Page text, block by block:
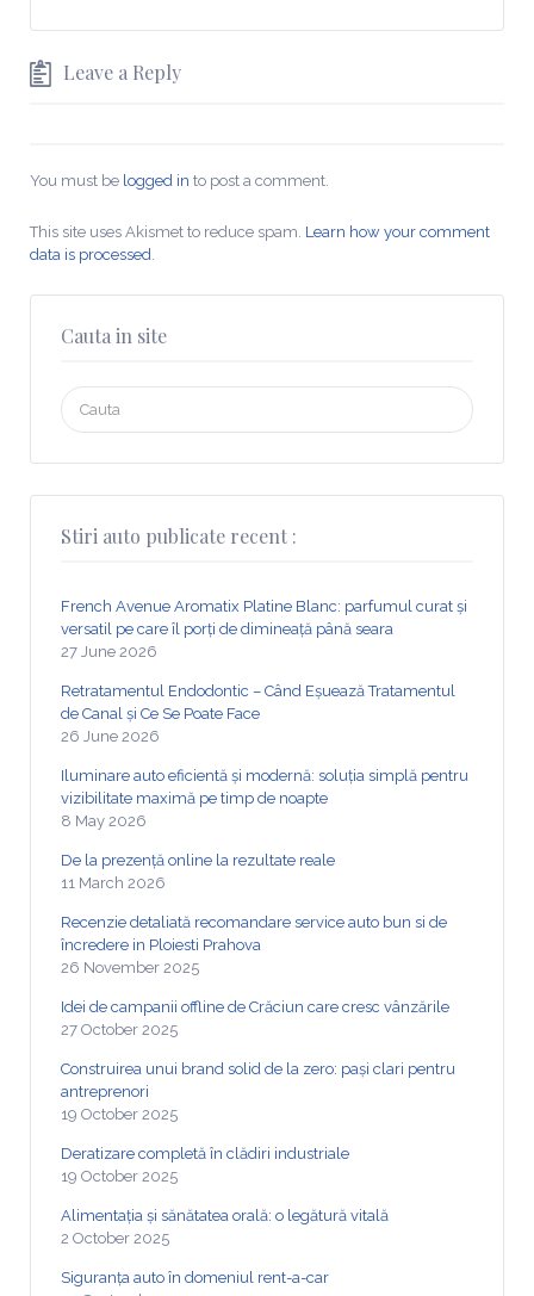
Leave a Reply
You must be logged in to post a comment.
This site uses Akismet to reduce spam. Learn how your comment
data is processed
Cauta in site
Search
for:
Stiri auto publicate recent :
French Avenue Aromatix Platine Blanc: parfumul curat și
versatil pe care îl porți de dimineață până seara
27 June 2026
Retratamentul Endodontic – Când Eșuează Tratamentul
de Canal și Ce Se Poate Face
26 June 2026
Iluminare auto eficientă și modernă: soluția simplă pentru
vizibilitate maximă pe timp de noapte
8 May 2026
De la prezență online la rezultate reale
11 March 2026
Recenzie detaliată recomandare service auto bun si de
încredere in Ploiesti Prahova
26 November 2025
Idei de campanii offline de Crăciun care cresc vânzările
27 October 2025
Construirea unui brand solid de la zero: pași clari pentru
antreprenori
19 October 2025
Deratizare completă în clădiri industriale
19 October 2025
Alimentația și sănătatea orală: o legătură vitală
2 October 2025
Siguranța auto în domeniul rent-a-car